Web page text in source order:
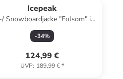
Icepeak
Snowboardjacke "Folsom" in
Dunkelblau/ Blau
-34%
124,99 €
UVP: 189,99 €*